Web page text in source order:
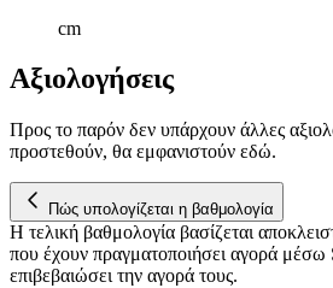
cm
Αξιολογήσεις
Προς το παρόν δεν υπάρχουν άλλες
προστεθούν, θα εμφανιστούν εδώ.
Πώς υπολογίζεται η βαθμολογία
Η τελική βαθμολογία βασίζεται
που έχουν πραγματοποιήσει αγορά
επιβεβαιώσει την αγορά τους.